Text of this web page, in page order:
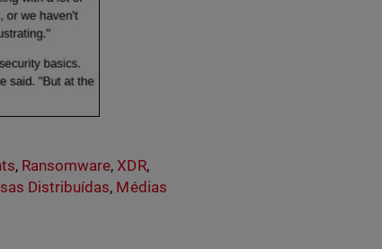
, Ransomware,XDR,
Distribuídas, Médias